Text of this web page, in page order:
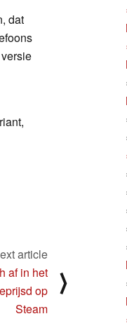
dat
article
af in het
op
Steam
⟩